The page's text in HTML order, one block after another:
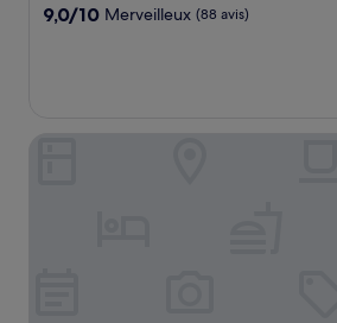
9.0
9,0/10 Merveilleux (88 avis)